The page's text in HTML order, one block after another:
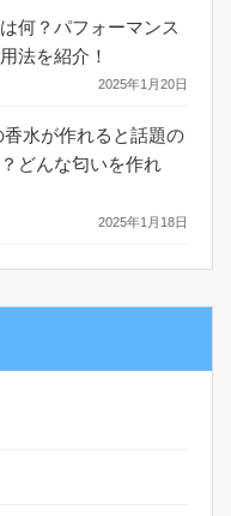
何？パフォーマンス
法を紹介！
2025年1月20日
水が作れると話題の
どんな匂いを作れ
2025年1月18日